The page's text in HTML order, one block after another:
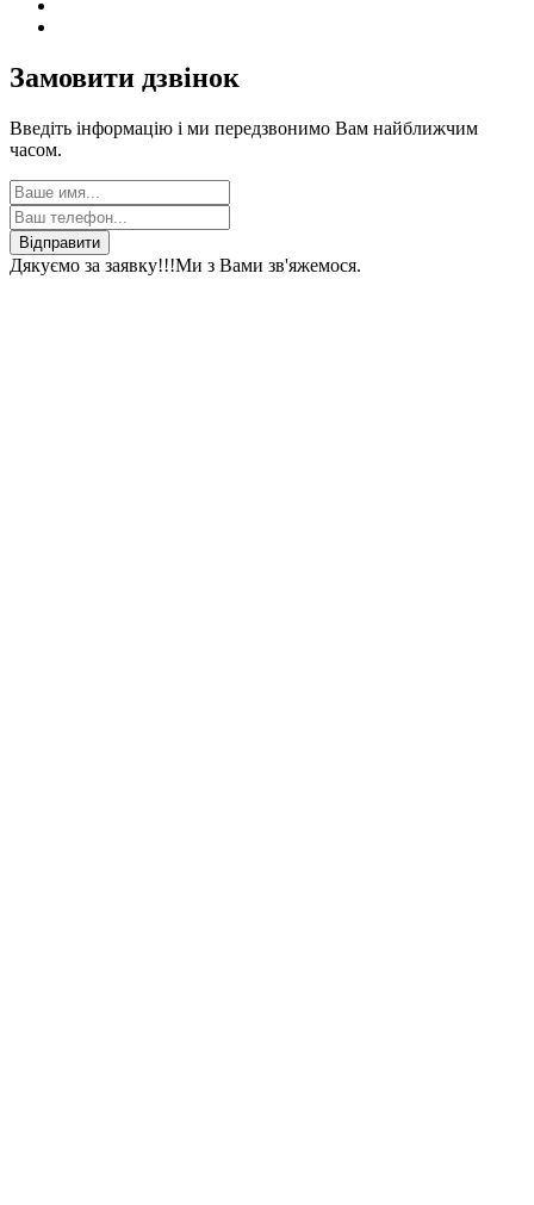
Замовити дзвінок
Введіть інформацію і ми передзвонимо Вам найближчим
часом.
Відправити
Дякуємо за заявку!!!Ми з Вами зв'яжемося.